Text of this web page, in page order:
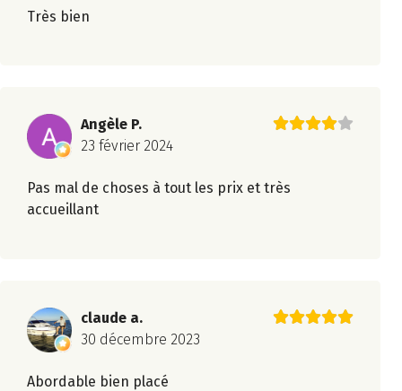
Très bien
Angèle P.
23 février 2024
Pas mal de choses à tout les prix et très
accueillant
claude a.
30 décembre 2023
Abordable bien placé